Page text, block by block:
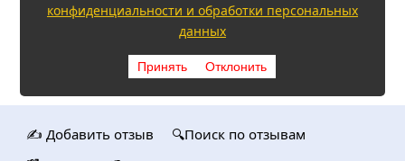
конфиденциальности и обработки персональных
данных
Принять Отклонить
✍️ Добавить отзыв
🔍Поиск по отзывам